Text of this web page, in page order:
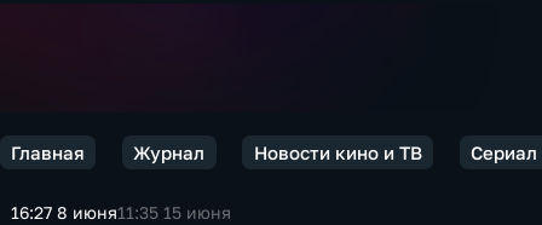
Главная Журнал Новости кино и ТВ
16:27 8 июня11:35 15 июня